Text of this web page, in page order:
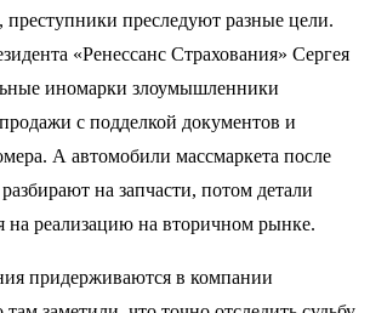
преступники преследуют разные цели.
«Ренессанс Страхования» Сергея
иномарки злоумышленники
с подделкой документов и
А автомобили массмаркета после
на запчасти, потом детали
на реализацию на вторичном рынке.
придерживаются в компании